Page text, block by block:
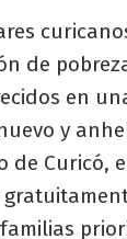
de
en
y
de Curicó,